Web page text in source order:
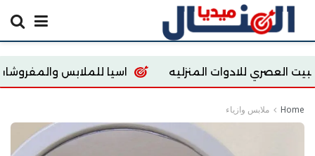
المنزليه اسيا للملابس والمفروشات store
Home ملابس وازياء